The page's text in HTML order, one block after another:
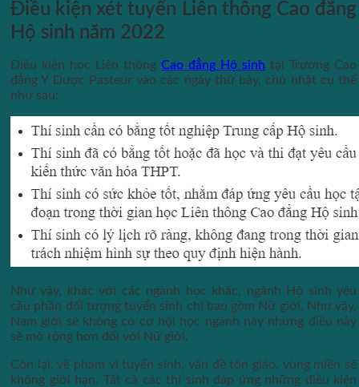
Điều kiện xét tuyển Liên thông Cao đẳng
Hộ sinh năm 2022
Điều kiện học Liên thông Cao đẳng Hộ sinh tại Trường Cao
đẳng Y Dược Pasteur vào các ngày thứ bảy, chủ nhật cụ thể
như sau:
Như vậy, khác với các ngành học khác, ngành Hộ sinh yêu
cầu phần đối tượng tuyển sinh chỉ bao gồm Nữ giới. Như vậy,
Nam giới sẽ không có cơ hội học ngành này nhưng điều này
sẽ mở rộng hơn đối với Nữ giới.
Còn lại, về phạm vi tuyển sinh, vấn đề tôn giáo, vùng miền sẽ
không giới hạn. Tất cả các thí sinh đáp ứng những điều kiện